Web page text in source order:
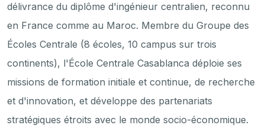
délivrance du diplôme d'ingénieur centralien, reconnu
en France comme au Maroc. Membre du Groupe des
Écoles Centrale (8 écoles, 10 campus sur trois
continents), l'École Centrale Casablanca déploie ses
missions de formation initiale et continue, de recherche
et d'innovation, et développe des partenariats
stratégiques étroits avec le monde socio-économique.